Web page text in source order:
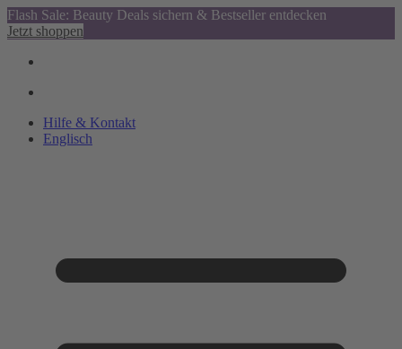
Flash Sale: Beauty Deals sichern & Bestseller entdecken
Jetzt shoppen
Hilfe & Kontakt
Englisch